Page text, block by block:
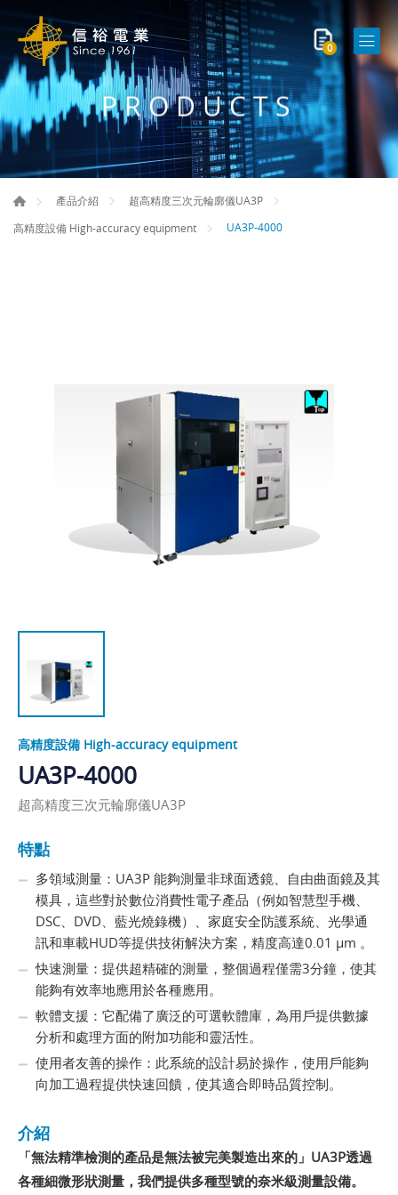
0
PRODUCTS
產品介紹
超高精度三次元輪廓儀UA3P
高精度設備 High-accuracy equipment
UA3P-4000
高精度設備 High-accuracy equipment
UA3P-4000
超高精度三次元輪廓儀UA3P
特點
多領域測量：UA3P 能夠測量非球面透鏡、自由曲面鏡及其
模具，這些對於數位消費性電子產品（例如智慧型手機、
DSC、DVD、藍光燒錄機）、家庭安全防護系統、光學通
訊和車載HUD等提供技術解決方案，精度高達0.01 µm 。
快速測量：提供超精確的測量，整個過程僅需3分鐘，使其
能夠有效率地應用於各種應用。
軟體支援：它配備了廣泛的可選軟體庫，為用戶提供數據
分析和處理方面的附加功能和靈活性。
使用者友善的操作：此系統的設計易於操作，使用戶能夠
向加工過程提供快速回饋，使其適合即時品質控制。
介紹
「無法精準檢測的產品是無法被完美製造出來的」UA3P透過
各種細微形狀測量，我們提供多種型號的奈米級測量設備。